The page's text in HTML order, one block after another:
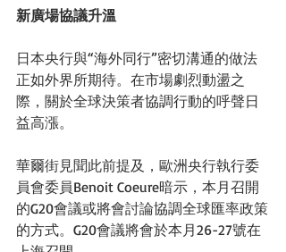
新廣場協議升溫
日本央行與“海外同行”密切溝通的做法
正如外界所期待。在市場劇烈動盪之
際，關於全球決策者協調行動的呼聲日
益高漲。
華爾街見聞此前提及，歐洲央行執行委
員會委員Benoit Coeure暗示，本月召開
的G20會議或將會討論協調全球匯率政策
的方式。G20會議將會於本月26-27號在